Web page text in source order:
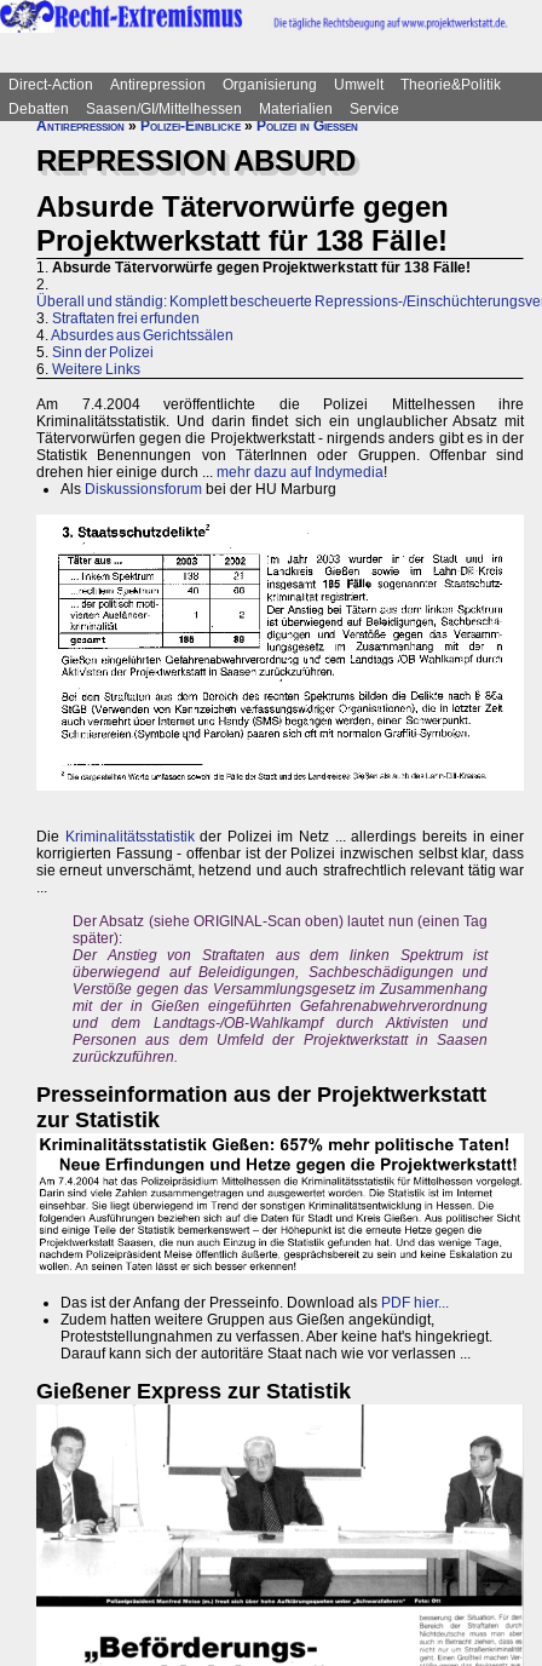
Direct-Action Antirepression Organisierung Umwelt
Theorie&Politik
Debatten
Saasen/GI/Mittelhessen Materialien
Service
Antirepression»Polizei-Einblicke»Polizei in Gießen
REPRESSION ABSURD
Absurde Tätervorwürfe gegen
Projektwerkstatt für 138 Fälle!
1. Absurde Tätervorwürfe gegen Projektwerkstatt für 138 Fälle!
2.
Überall und ständig: Komplett bescheuerte Repressions-/
3. Straftaten frei erfunden
4.Absurdes aus Gerichtssälen
5. Sinn der Polizei
6. Weitere Links
Am 7.4.2004 veröffentlichte die Polizei Mittelhessen ihre
Kriminalitätsstatistik. Und darin findet sich ein unglaublicher Absatz mit
Tätervorwürfen gegen die Projektwerkstatt - nirgends anders gibt es in der
Statistik Benennungen von TäterInnen oder Gruppen. Offenbar sind
drehen hier einige durch ... mehr dazu auf Indymedia!
Als Diskussionsforum bei der HU Marburg
Die Kriminalitätsstatistikder Polizei im Netz ... allerdings bereits in einer
korrigierten Fassung - offenbar ist der Polizei inzwischen selbst klar, dass
sie erneut unverschämt, hetzend und auch strafrechtlich relevant tätig war
...
Der Absatz (siehe ORIGINAL-Scan oben) lautet nun (einen Tag
später):
Der Anstieg von Straftaten aus dem linken Spektrum ist
überwiegend auf Beleidigungen, Sachbeschädigungen und
Verstöße gegen das Versammlungsgesetz im Zusammenhang
mit der in Gießen eingeführten Gefahrenabwehrverordnung
und dem Landtags-/OB-Wahlkampf durch Aktivisten und
Personen aus dem Umfeld der Projektwerkstatt in Saasen
zurückzuführen.
Presseinformation aus der Projektwerkstatt
zur Statistik
Das ist der Anfang der Presseinfo. Download als PDF hier...
Zudem hatten weitere Gruppen aus Gießen angekündigt,
Proteststellungnahmen zu verfassen. Aber keine hat's hingekriegt.
Darauf kann sich der autoritäre Staat nach wie vor verlassen ...
Gießener Express zur Statistik